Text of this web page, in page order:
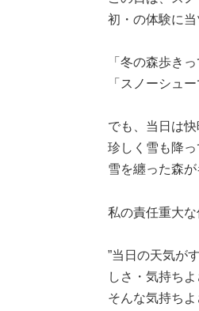
初・の体験に当
「冬の森歩き
「スノーシュ
でも、当日は快
珍しく雪も降
雪を纏った森が
私の責任重大
”当日の天気が
しさ・気持ち
そんな気持ち